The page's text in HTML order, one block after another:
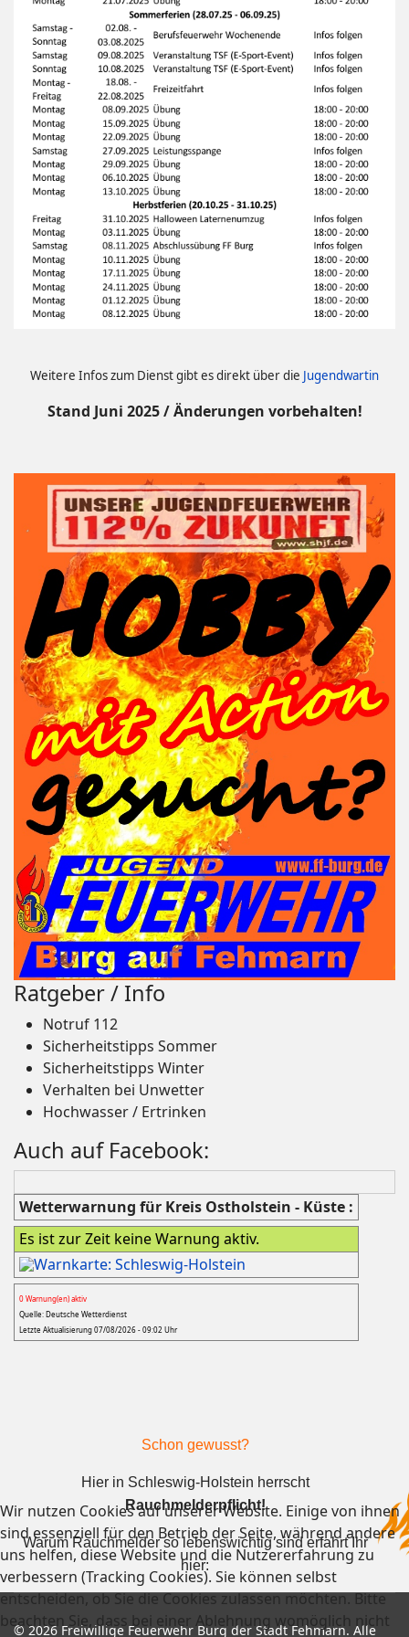
Weitere Infos zum Dienst gibt es direkt über die Jugendwartin
Stand Juni 2025 / Änderungen vorbehalten!
Ratgeber / Info
Notruf 112
Sicherheitstipps Sommer
Sicherheitstipps Winter
Verhalten bei Unwetter
Hochwasser / Ertrinken
Auch auf Facebook:
Wetterwarnung für Kreis Ostholstein - Küste :
Es ist zur Zeit keine Warnung aktiv.
0 Warnung(en) aktiv
Quelle: Deutsche Wetterdienst
Letzte Aktualisierung 07/08/2026 - 09:02 Uhr
Schon gewusst?
Hier in Schleswig-Holstein herrscht
Rauchmelderpflicht!
Warum Rauchmelder so lebenswichtig sind erfahrt Ihr
hier:
© 2026 Freiwillige Feuerwehr Burg der Stadt Fehmarn. Alle
Wir nutzen Cookies auf unserer Website. Einige von ihnen
sind essenziell für den Betrieb der Seite, während andere
uns helfen, diese Website und die Nutzererfahrung zu
verbessern (Tracking Cookies). Sie können selbst
entscheiden, ob Sie die Cookies zulassen möchten. Bitte
beachten Sie, dass bei einer Ablehnung womöglich nicht